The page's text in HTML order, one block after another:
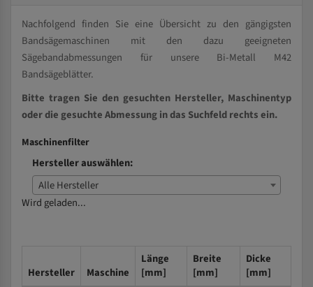
Nachfolgend finden Sie eine Übersicht zu den gängigsten
Bandsägemaschinen mit den dazu geeigneten
Sägebandabmessungen für unsere Bi-Metall M42
Bandsägeblätter.
Bitte tragen Sie den gesuchten Hersteller, Maschinentyp
oder die gesuchte Abmessung in das Suchfeld rechts ein.
Maschinenfilter
Hersteller auswählen:
Alle Hersteller
Wird geladen...
Hersteller Maschine
Länge
[mm]
Breite
[mm]
Dicke
[mm]